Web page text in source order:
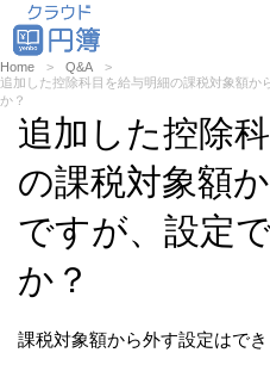
Home
Q&A
追加した控除科目を給与明細の課税対象額か
か？
追加した控除
の課税対象額
ですが、設定
か？
課税対象額から外す設定はでき